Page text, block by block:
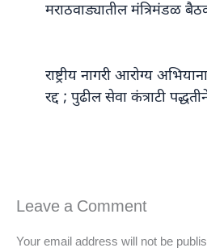
मराठवाड्यातील मंत्रिमंडळ
राष्ट्रीय नागरी आरोग्य
रद्द ; पुढील सेवा कंत्राटी
Leave a Comment
Your email address will not be